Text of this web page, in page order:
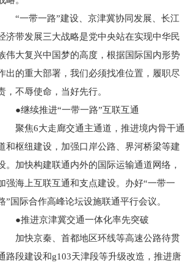
“一带一路”建设、京津冀协同发展、长江
济带发展三大战略是党中央站在实现中华民
伟大复兴中国梦的高度，根据国际国内形势
出的重大部署，我们必须找准位置，履职尽
，不辱使命，当好先行。
●继续推进“一带一路”互联互通
聚焦6大走廊交通主通道，推进境内骨干通
和枢纽建设，加强口岸公路、界河桥梁等建
。加快构建联通内外的国际运输通道网络，
强海上互联互通和支点建设。办好“一带一
”国际合作高峰论坛设施联通平行会议。
●推进京津冀交通一体化率先突破
加快京秦、首都地区环线等高速公路待贯
路段建设和g103天津段等升级改造，推进唐